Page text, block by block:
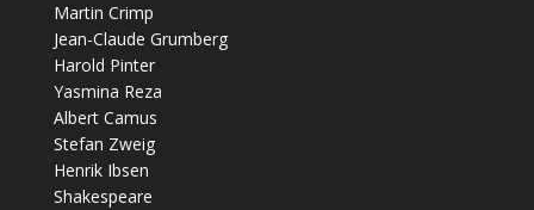
Martin Crimp
Jean-Claude Grumberg
Harold Pinter
Yasmina Reza
Albert Camus
Stefan Zweig
Henrik Ibsen
Shakespeare